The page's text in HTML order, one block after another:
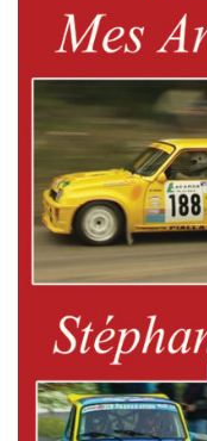
AUTO-STOP
COURSES DE CÔTES
DRIVERS LÉGENDS
PILOTES